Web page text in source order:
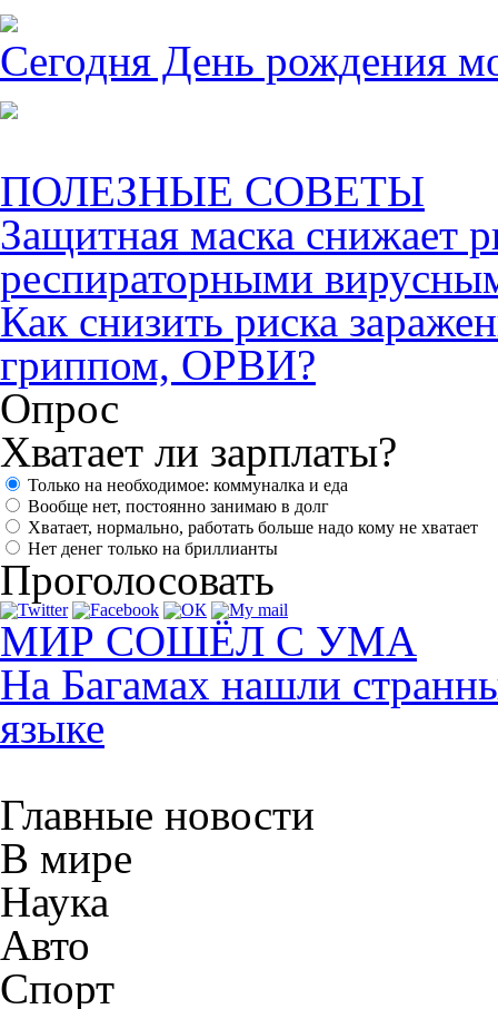
Сегодня День рождения
ПОЛЕЗНЫЕ СОВЕТЫ
Защитная маска снижает
респираторными
Как снизить риска
гриппом, ОРВИ?
Опрос
Хватает ли зарплаты?
Только на необходимое: коммуналка и еда
Вообще нет, постоянно занимаю в долг
Хватает, нормально, работать больше надо кому не хватает
Нет денег только на бриллианты
Проголосовать
МИР СОШЁЛ С УМА
На Багамах нашли
языке
Главные новости
В мире
Наука
Авто
Спорт